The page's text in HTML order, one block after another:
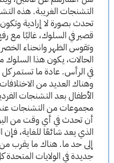
التشنجات الغريبة. هذه
تحدث بصورة لا إرادية
قصير في السلوك، غالبًا مع
وتقوس الظهر وانحناء الخصر
الحالات، يكون هذا
في الرأس. عادة ما تستمر
وهناك العديد من
الأطفال بعد التشنجات
مجموعات من التشنجات
أن تحدث في أي وقت من
الذي يعد شائعًا للغاية،
جديدة في الولايات المتحدة